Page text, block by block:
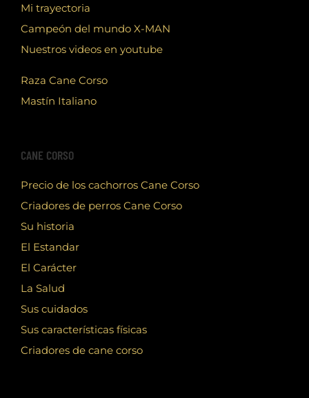
Mi trayectoria
Campeón del mundo X-MAN
Nuestros videos en youtube
Raza Cane Corso
Mastín Italiano
CANE CORSO
Precio de los cachorros Cane Corso
Criadores de perros Cane Corso
Su historia
El Estandar
El Carácter
La Salud
Sus cuidados
Sus características físicas
Criadores de cane corso